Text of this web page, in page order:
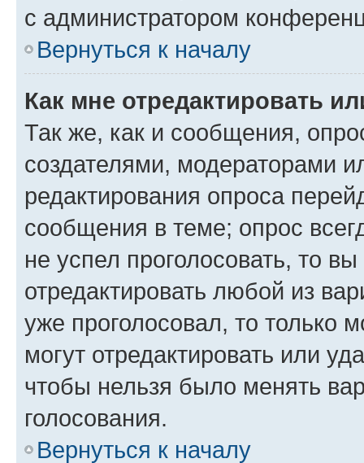
с администратором
Вернуться к началу
Как мне отредактировать
Так же, как и сообщения,
создателями, модераторами
редактирования опроса
сообщения в теме; опрос
не успел проголосовать, то
отредактировать любой из
уже проголосовал, то только
могут отредактировать или
чтобы нельзя было менять
голосования.
Вернуться к началу